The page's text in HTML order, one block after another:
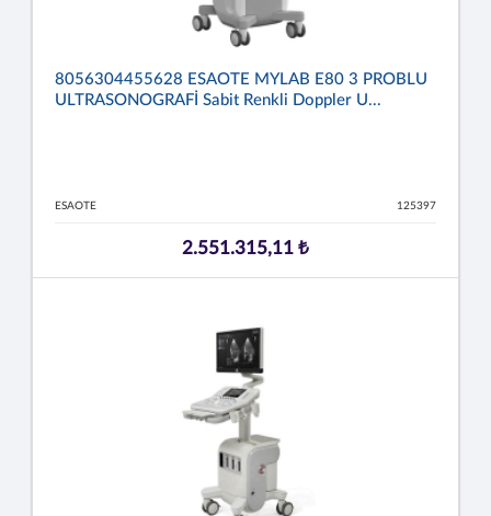
8056304455628 ESAOTE MYLAB E80 3 PROBLU
ULTRASONOGRAFİ Sabit Renkli Doppler U...
ESAOTE 125397
2.551.315,11 ₺